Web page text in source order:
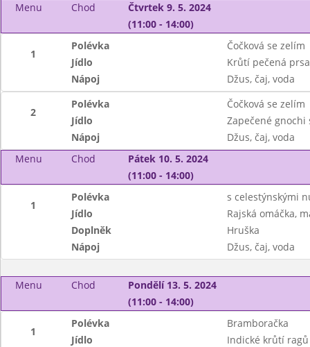
Menu Chod
Čtvrtek 9. 5. 2024
(11:00 - 14:00)
1
Polévka
Čočková se zelím
Jídlo
Krůtí pečená
Nápoj
Džus, čaj, voda
2
Polévka
Čočková se zelím
Jídlo
Zapečené
Nápoj
Džus, čaj, voda
Menu
Chod
Pátek 10. 5. 2024
(11:00 - 14:00)
1
Polévka
s celestýnskými
Jídlo
Rajská omáčka,
Doplněk
Hruška
Nápoj
Džus, čaj, voda
Menu Chod
Pondělí 13. 5. 2024
(11:00 - 14:00)
1
Polévka
Bramboračka
Jídlo
Indické krůtí